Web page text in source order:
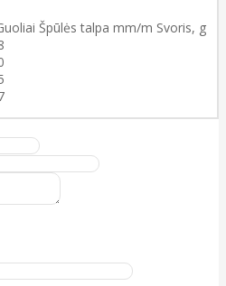
Špūlės talpa mm/m Svoris, g